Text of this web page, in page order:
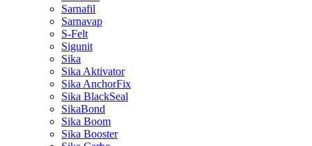
Sarnafil
Sarnavap
S-Felt
Sigunit
Sika
Sika Aktivator
Sika AnchorFix
Sika BlackSeal
SikaBond
Sika Boom
Sika Booster